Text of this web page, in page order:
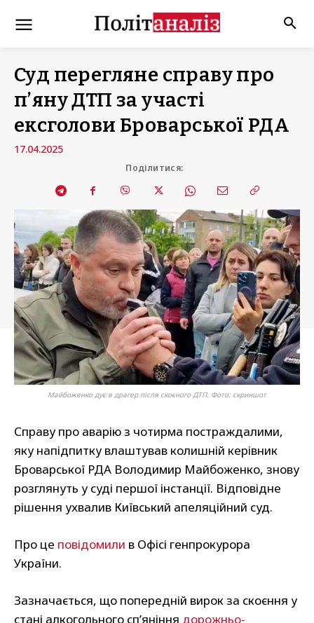
Суд перегляне справу про
п’яну ДТП за участі
ексголови Броварської РДА
17.04.2025
Поділитися:
Майбоженко дує в драгер після скоєного ДТП. Фото: скриншот
Справу про аварію з чотирма постраждалими,
яку напідпитку влаштував колишній керівник
Броварської РДА Володимир Майбоженко, знову
розглянуть у суді першої інстанції. Відповідне
рішення ухвалив Київський апеляційний суд.
Про це повідомили в Офісі генпрокурора
України.
Зазначається, що попередній вирок за скоєння у
стані алкогольного сп’яніння дорожньо-